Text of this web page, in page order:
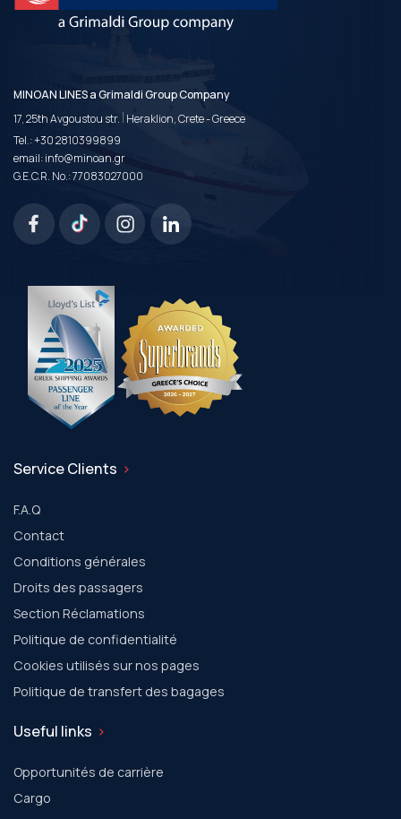
MINOAN LINES a Grimaldi Group Company
17, 25th Avgoustou str. | Heraklion, Crete - Greece
Tel.:+30 2810399899
email:info@minoan.gr
G.E.C.R. No.: 77083027000
Service Clients
F.A.Q
Contact
Conditions générales
Droits des passagers
Section Réclamations
Politique de confidentialité
Cookies utilisés sur nos pages
Politique de transfert des bagages
Useful links
Opportunités de carrière
Cargo